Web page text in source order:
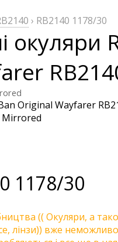
› RB2140 1178/30
окуляри
1178/30
(( Окуляри, а
лінзи)) вже неможливо